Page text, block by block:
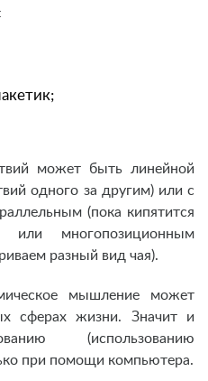
может быть линейной
одного за другим) или с
(пока кипятится
или многопозиционным
разный вид чая).
мышление может
сферах жизни. Значит и
(использованию
при помощи компьютера.